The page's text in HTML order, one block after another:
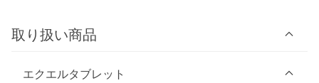
取り扱い商品
エクエルタブレット